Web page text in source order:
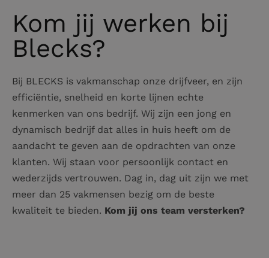
Kom jij werken bij
Blecks?
Bij BLECKS is vakmanschap onze drijfveer, en zijn
efficiëntie, snelheid en korte lijnen echte
kenmerken van ons bedrijf. Wij zijn een jong en
dynamisch bedrijf dat alles in huis heeft om de
aandacht te geven aan de opdrachten van onze
klanten. Wij staan voor persoonlijk contact en
wederzijds vertrouwen. Dag in, dag uit zijn we met
meer dan 25 vakmensen bezig om de beste
kwaliteit te bieden. Kom jij ons team versterken?